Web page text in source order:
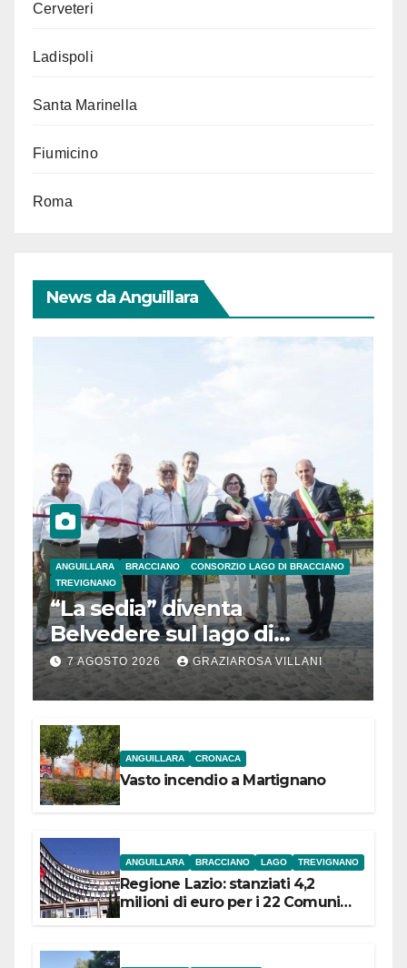
Cerveteri
Ladispoli
Santa Marinella
Fiumicino
Roma
News da Anguillara
ANGUILLARA BRACCIANO
CONSORZIO LAGO DI BRACCIANO
TREVIGNANO
“La sedia” diventa
Belvedere sul lago di
Bracciano: ieri
l’inaugurazione
7 AGOSTO 2026 GRAZIAROSA VILLANI
ANGUILLARA CRONACA
Vasto incendio a Martignano
ANGUILLARA BRACCIANO LAGO TREVIGNANO
Regione Lazio: stanziati 4,2
milioni di euro per i 22 Comuni